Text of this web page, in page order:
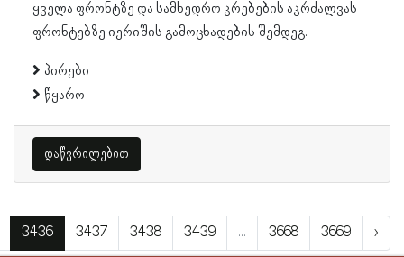
ყველა ფრონტზე და სამხედრო კრებების აკრძალვას
ფრონტებზე იერიშის გამოცხადების შემდეგ.
პირები
წყარო
დაწვრილებით
3436 3437 3438 3439 ... 3668 3669 ›